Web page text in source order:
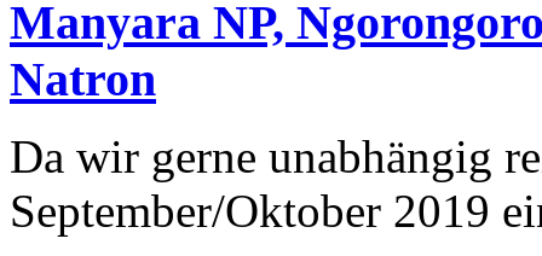
Manyara NP,
Natron
Da wir gerne unabhängig
September/Oktober 2019